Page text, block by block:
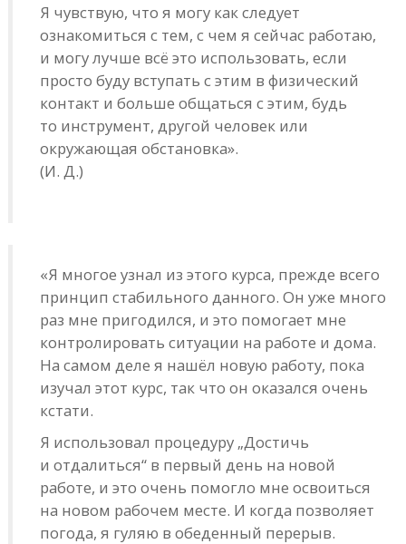
Я чувствую, что я могу как следует
ознакомиться с тем, с чем я сейчас работаю,
и могу лучше всё это использовать, если
просто буду вступать с этим в физический
контакт и больше общаться с этим, будь
то инструмент, другой человек или
окружающая обстановка».
(И. Д.)
«Я многое узнал из этого курса, прежде всего
принцип стабильного данного. Он уже много
раз мне пригодился, и это помогает мне
контролировать ситуации на работе и дома.
На самом деле я нашёл новую работу, пока
изучал этот курс, так что он оказался очень
кстати.
Я использовал процедуру „Достичь
и отдалиться“ в первый день на новой
работе, и это очень помогло мне освоиться
на новом рабочем месте. И когда позволяет
погода, я гуляю в обеденный перерыв.